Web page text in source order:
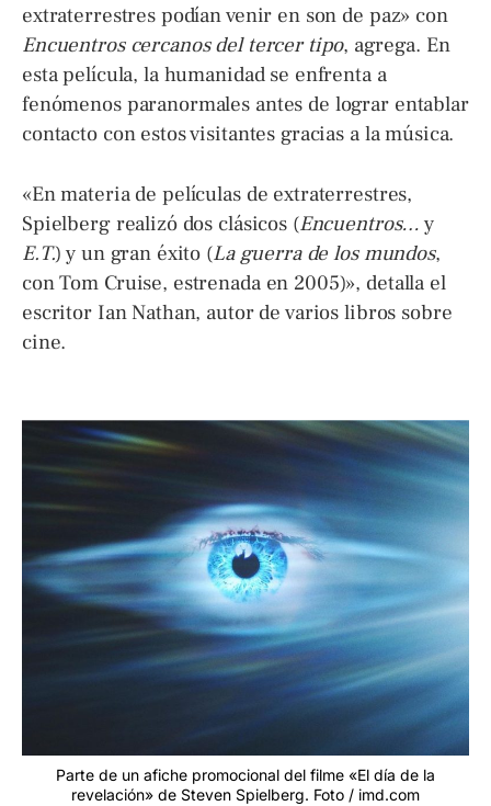
extraterrestres podían venir en son de paz» con
Encuentros cercanos del tercer tipo, agrega. En
esta película, la humanidad se enfrenta a
fenómenos paranormales antes de lograr entablar
contacto con estos visitantes gracias a la música.
«En materia de películas de extraterrestres,
Spielberg realizó dos clásicos (Encuentros… y
E.T.) y un gran éxito (La guerra de los mundos,
con Tom Cruise, estrenada en 2005)», detalla el
escritor Ian Nathan, autor de varios libros sobre
cine.
Parte de un afiche promocional del filme «El día de la
revelación» de Steven Spielberg. Foto / imd.com